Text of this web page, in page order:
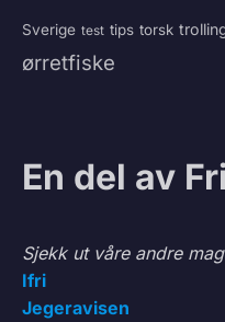
Sverige test tips torsk
ørretfiske
En del av
Sjekk ut våre andre
Ifri
Jegeravisen